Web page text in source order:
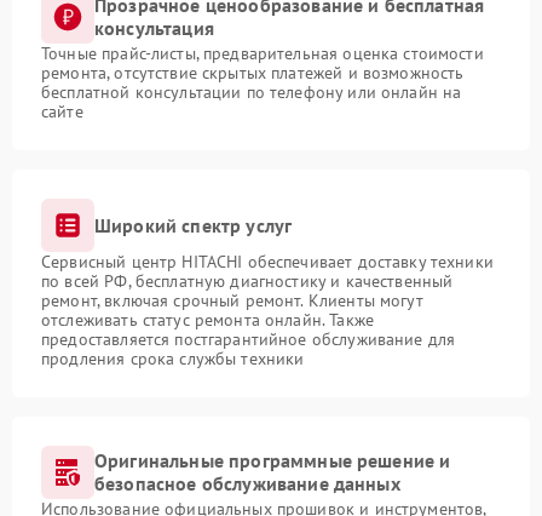
Прозрачное ценообразование и бесплатная
консультация
Точные прайс-листы, предварительная оценка стоимости
ремонта, отсутствие скрытых платежей и возможность
бесплатной консультации по телефону или онлайн на
сайте
Широкий спектр услуг
Сервисный центр HITACHI обеспечивает доставку техники
по всей РФ, бесплатную диагностику и качественный
ремонт, включая срочный ремонт. Клиенты могут
отслеживать статус ремонта онлайн. Также
предоставляется постгарантийное обслуживание для
продления срока службы техники
Оригинальные программные решение и
безопасное обслуживание данных
Использование официальных прошивок и инструментов,